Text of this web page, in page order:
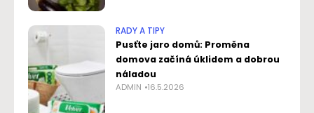
RADY A TIPY
Pusťte jaro domů: Proměna
domova začíná úklidem a dobrou
náladou
ADMIN 16.5.2026